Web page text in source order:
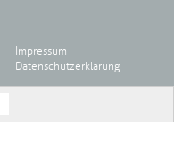
Impressum
Datenschutzerklärung